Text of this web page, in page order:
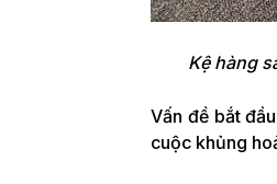
Kệ hàng
Vấn đề bắt
cuộc khủng